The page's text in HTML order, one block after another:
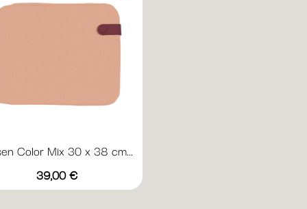
Color Mix 30 x 38 cm...
Preis
39,00 €
 Vorschau
WeinrotNachtblau
CremeMinze